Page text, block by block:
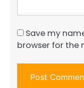
Save my
browser for the